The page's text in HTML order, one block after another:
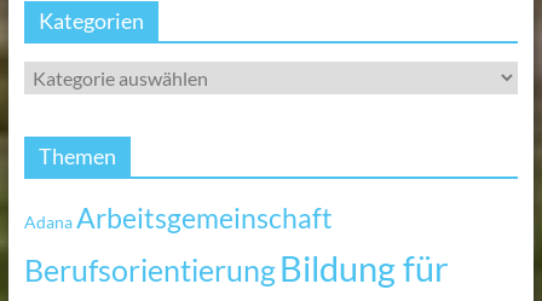
Kategorien
Themen
AdanaArbeitsgemeinschaft
BerufsorientierungBildung für